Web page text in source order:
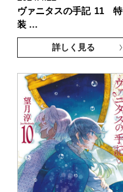
ヴァニタスの手記 11 特
装 …
詳しく見る